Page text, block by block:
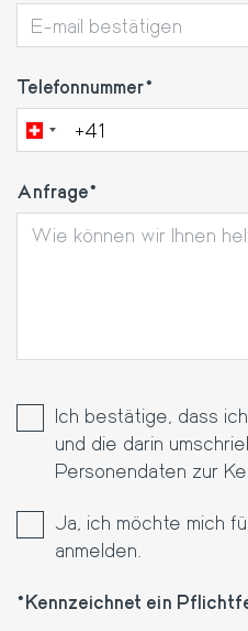
Telefonnummer
Anfrage
Ich bestätige, dass
und die darin
Personendaten zur
Ja, ich möchte mich
anmelden.
Kennzeichnet ein